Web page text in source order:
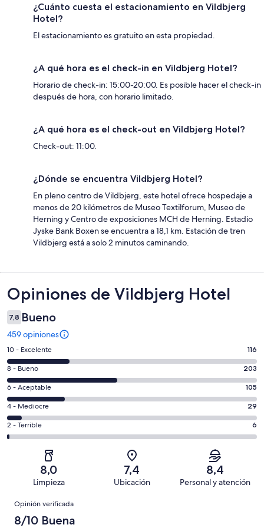
¿Cuánto cuesta el estacionamiento en Vildbjerg
Hotel?
El estacionamiento es gratuito en esta propiedad.
¿A qué hora es el check-in en Vildbjerg Hotel?
Horario de check-in: 15:00-20:00. Es posible hacer el check-in
después de hora, con horario limitado.
¿A qué hora es el check-out en Vildbjerg Hotel?
Check-out: 11:00.
¿Dónde se encuentra Vildbjerg Hotel?
En pleno centro de Vildbjerg, este hotel ofrece hospedaje a
menos de 20 kilómetros de Museo Textilforum, Museo de
Herning y Centro de exposiciones MCH de Herning. Estadio
Jyske Bank Boxen se encuentra a 18,1 km. Estación de tren
Vildbjerg está a solo 2 minutos caminando.
Opiniones
Opiniones de Vildbjerg Hotel
7,8 Bueno
459 opiniones
Evaluación:
10
-
Excelente.
116
de
459
opiniones
10 - Excelente 116
Evaluación:
8
-
Bueno.
203
de
opiniones
8 - Bueno 203
Evaluación:
6
-
Aceptable.
105
opiniones
6 - Aceptable 105
Evaluación:
4
-
4 - Mediocre 29
Evaluación:
2
459
2 - Terrible 6
8,0
Limpieza
7,4
Ubicación
8,4
Personal y atención
Opiniones
Opinión verificada
8/10 Buena